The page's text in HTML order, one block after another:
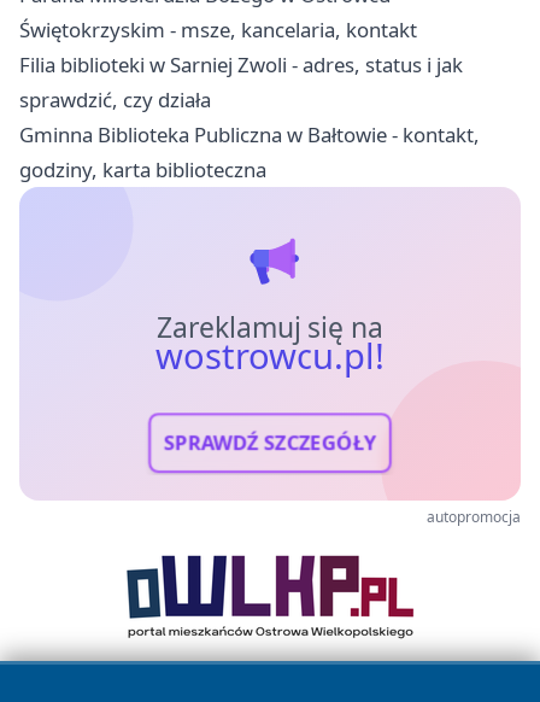
Świętokrzyskim - msze, kancelaria, kontakt
Filia biblioteki w Sarniej Zwoli - adres, status i jak
sprawdzić, czy działa
Gminna Biblioteka Publiczna w Bałtowie - kontakt,
godziny, karta biblioteczna
Zareklamuj się na
wostrowcu.pl!
SPRAWDŹ SZCZEGÓŁY
autopromocja